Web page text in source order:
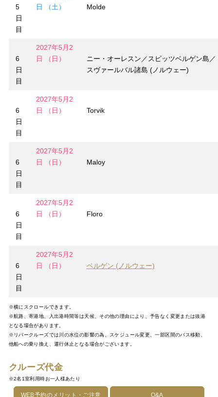
5
日
目
日 （土）
Molde
6
日
目
2027年5月2
日 （日）
ニー・オーレスン／スピッツベルゲン島／
スヴァールバル諸島 (ノルウェー)
6
日
目
2027年5月2
日 （日）
Torvik
6
日
目
2027年5月2
日 （日）
Maloy
6
日
目
2027年5月2
日 （日）
Floro
6
日
目
2027年5月2
日 （日）
ベルゲン (ノルウェー)
※横にスクロールできます。
※航路、寄港地、入出港時間等は天候、その他の理由により、予告なく変更または抜港
となる場合があります。
※リバークルーズでは川の水位の影響の為、スケジュール変更、一部区間のバス移動、
他船への乗り換え、運行休止となる場合がございます。
クルーズ代金
※2名1室利用時お一人様あたり
WEB予約のメリット・ご注意 Q&A